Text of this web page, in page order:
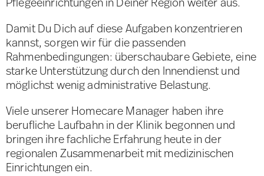
Damit Du Dich auf diese Aufgaben konzentrieren
kannst, sorgen wir für die passenden
Rahmenbedingungen: überschaubare Gebiete, eine
starke Unterstützung durch den Innendienst und
möglichst wenig administrative Belastung.
Viele unserer Homecare Manager haben ihre
berufliche Laufbahn in der Klinik begonnen und
bringen ihre fachliche Erfahrung heute in der
regionalen Zusammenarbeit mit medizinischen
Einrichtungen ein.